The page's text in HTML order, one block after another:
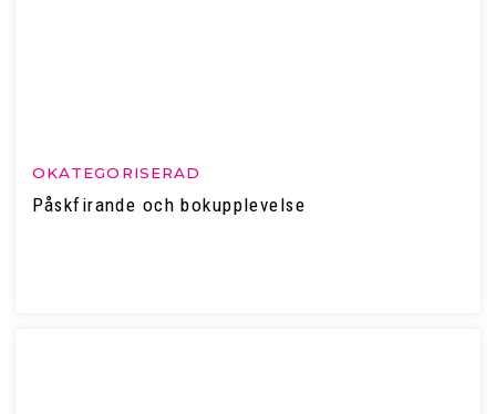
OKATEGORISERAD
Påskfirande och bokupplevelse